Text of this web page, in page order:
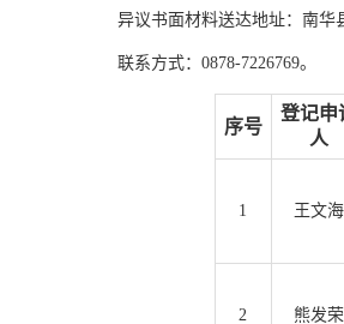
异议书面材料送达地址：南华
联系方式：0878-7226769。
序号
登记申
人
1 王文海
2 熊发荣